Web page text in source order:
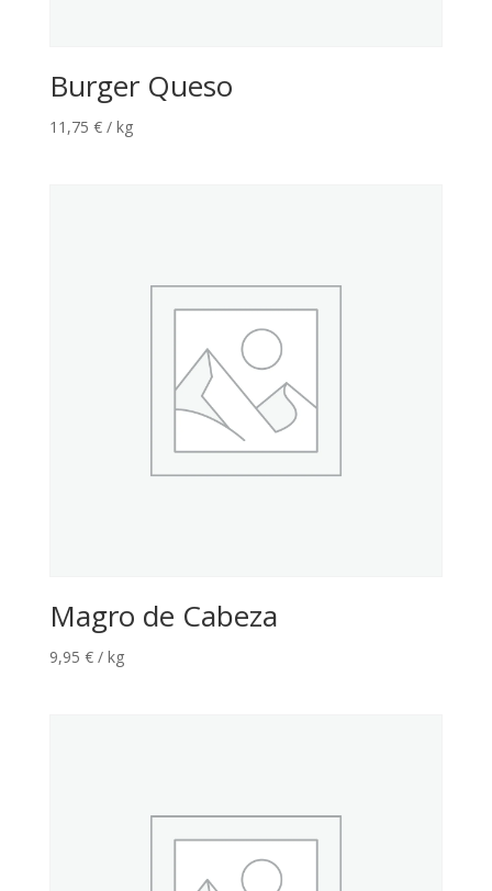
Burger Queso
11,75 € / kg
Magro de Cabeza
9,95 € / kg